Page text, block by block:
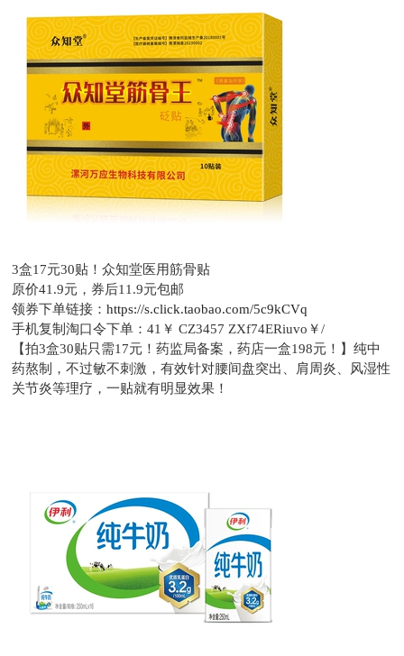
3盒17元30贴！众知堂医用筋骨贴
原价41.9元， 券后11.9元包邮
领券下单链接：https://s.click.taobao.com/5c9kCVq
手机复制淘口令下单：41￥ CZ3457 ZXf74ERiuvo￥/
【拍3盒30贴只需17元！药监局备案，药店一盒198元！】纯中
药熬制，不过敏不刺激，有效针对腰间盘突出、肩周炎、风湿性
关节炎等理疗，一贴就有明显效果！